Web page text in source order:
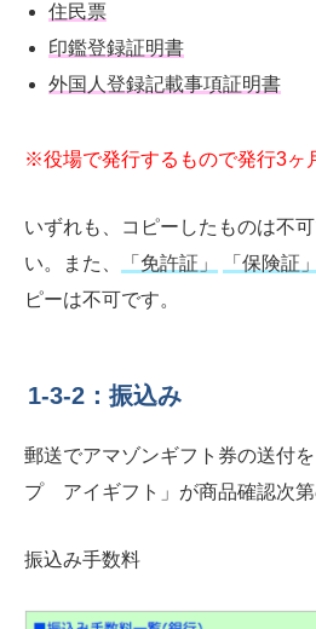
住民票
印鑑登録証明書
外国人登録記載事項証明書
※役場で発行するもので発行3ヶ
いずれも、コピーしたものは不
い。また、
「免許証」 「保険証」
ピーは不可です。
1-3-2：振込み
郵送でアマゾンギフト券の送付
プ アイギフト」が商品確認次第
振込み手数料